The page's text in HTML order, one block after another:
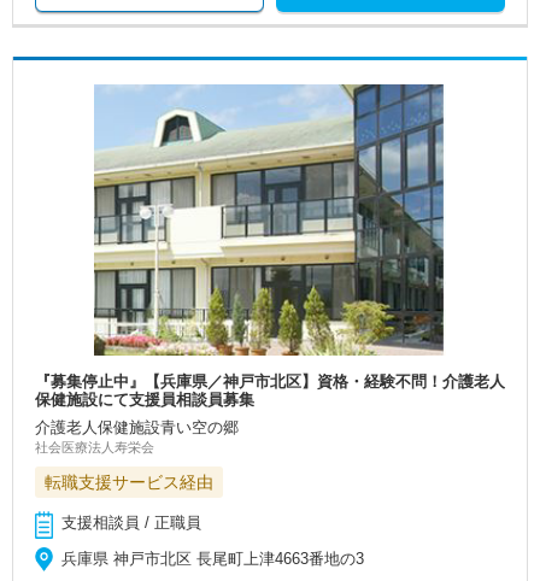
『募集停止中』【兵庫県／神戸市北区】資格・経験不問！介護老人
保健施設にて支援員相談員募集
介護老人保健施設青い空の郷
社会医療法人寿栄会
転職支援サービス経由
支援相談員 / 正職員
兵庫県 神戸市北区 長尾町上津4663番地の3